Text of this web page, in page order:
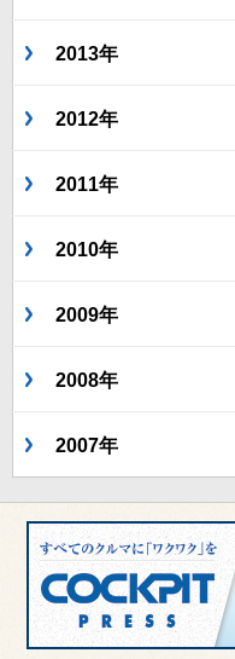
2013年
2012年
2011年
2010年
2009年
2008年
2007年